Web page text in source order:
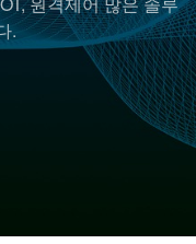
.